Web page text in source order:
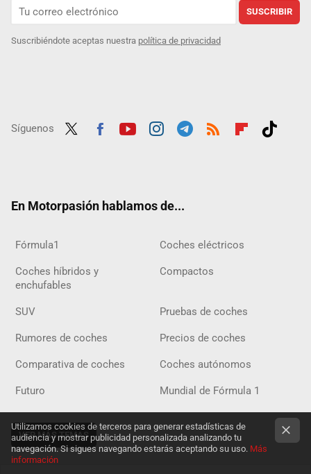
SUSCRIBIR
Suscribiéndote aceptas nuestra política de privacidad
Síguenos
En Motorpasión hablamos de...
Fórmula1 Coches eléctricos
Coches híbridos y
enchufables
Compactos
SUV Pruebas de coches
Rumores de coches Precios de coches
Comparativa de coches Coches autónomos
Futuro Mundial de Fórmula 1
VER MÁS TEMAS
Utilizamos cookies de terceros para generar estadísticas de
audiencia y mostrar publicidad personalizada analizando tu
navegación. Si sigues navegando estarás aceptando su uso. Más
información